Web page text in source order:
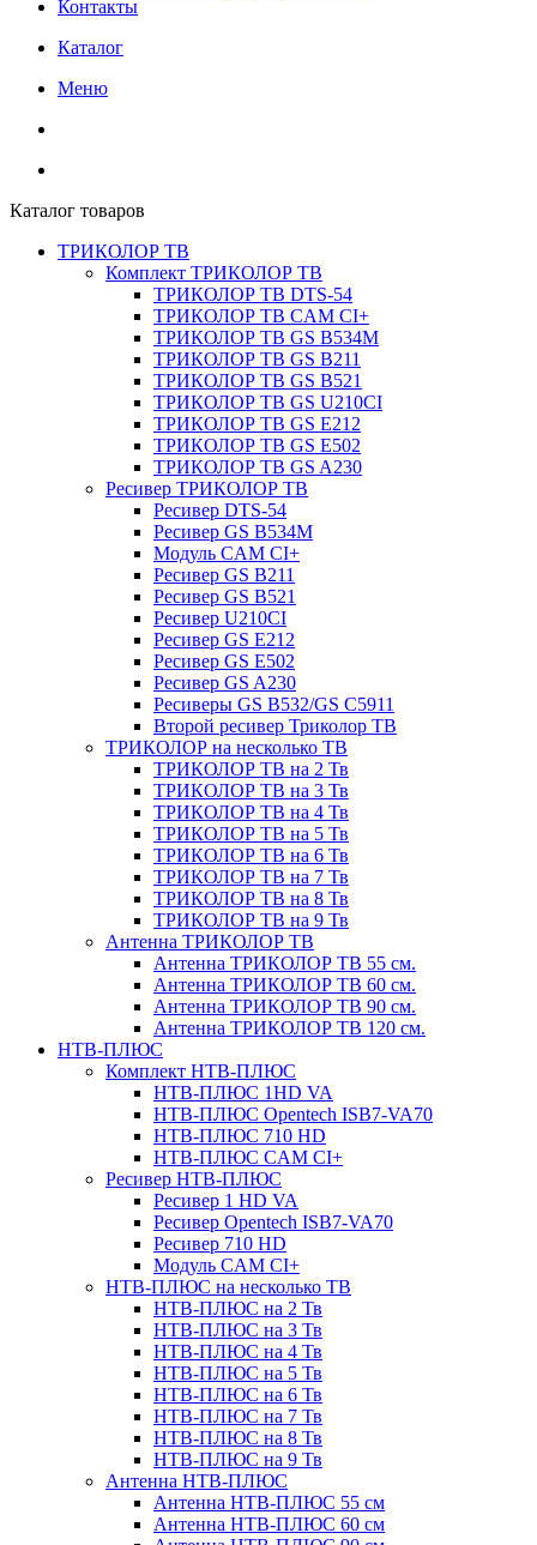
Контакты
Каталог
Меню
Каталог товаров
ТРИКОЛОР ТВ
Комплект ТРИКОЛОР ТВ
ТРИКОЛОР ТВ DTS-54
ТРИКОЛОР ТВ CAM CI+
ТРИКОЛОР ТВ GS B534M
ТРИКОЛОР ТВ GS B211
ТРИКОЛОР ТВ GS B521
ТРИКОЛОР ТВ GS U210CI
ТРИКОЛОР ТВ GS E212
ТРИКОЛОР ТВ GS E502
ТРИКОЛОР ТВ GS A230
Ресивер ТРИКОЛОР ТВ
Ресивер DTS-54
Ресивер GS B534M
Модуль CAM CI+
Ресивер GS B211
Ресивер GS B521
Ресивер U210CI
Ресивер GS E212
Ресивер GS E502
Ресивер GS A230
Ресиверы GS B532/GS C5911
Второй ресивер Триколор ТВ
ТРИКОЛОР на несколько ТВ
ТРИКОЛОР ТВ на 2 Тв
ТРИКОЛОР ТВ на 3 Тв
ТРИКОЛОР ТВ на 4 Тв
ТРИКОЛОР ТВ на 5 Тв
ТРИКОЛОР ТВ на 6 Тв
ТРИКОЛОР ТВ на 7 Тв
ТРИКОЛОР ТВ на 8 Тв
ТРИКОЛОР ТВ на 9 Тв
Антенна ТРИКОЛОР ТВ
Антенна ТРИКОЛОР ТВ 55 см.
Антенна ТРИКОЛОР ТВ 60 см.
Антенна ТРИКОЛОР ТВ 90 см.
Антенна ТРИКОЛОР ТВ 120 см.
НТВ-ПЛЮС
Комплект НТВ-ПЛЮС
НТВ-ПЛЮС 1HD VA
НТВ-ПЛЮС Opentech ISB7-VA70
НТВ-ПЛЮС 710 HD
НТВ-ПЛЮС CAM CI+
Ресивер НТВ-ПЛЮС
Ресивер 1 HD VA
Ресивер Opentech ISB7-VA70
Ресивер 710 HD
Модуль CAM CI+
НТВ-ПЛЮС на несколько ТВ
НТВ-ПЛЮС на 2 Тв
НТВ-ПЛЮС на 3 Тв
НТВ-ПЛЮС на 4 Тв
НТВ-ПЛЮС на 5 Тв
НТВ-ПЛЮС на 6 Тв
НТВ-ПЛЮС на 7 Тв
НТВ-ПЛЮС на 8 Тв
НТВ-ПЛЮС на 9 Тв
Антенна НТВ-ПЛЮС
Антенна НТВ-ПЛЮС 55 см
Антенна НТВ-ПЛЮС 60 см